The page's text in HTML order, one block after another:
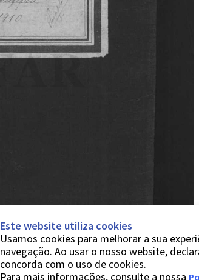
Este website utiliza cookies
Usamos cookies para melhorar a sua
navegação. Ao usar o nosso website,
concorda com o uso de cookies.
Para mais informações, consulte a nossa